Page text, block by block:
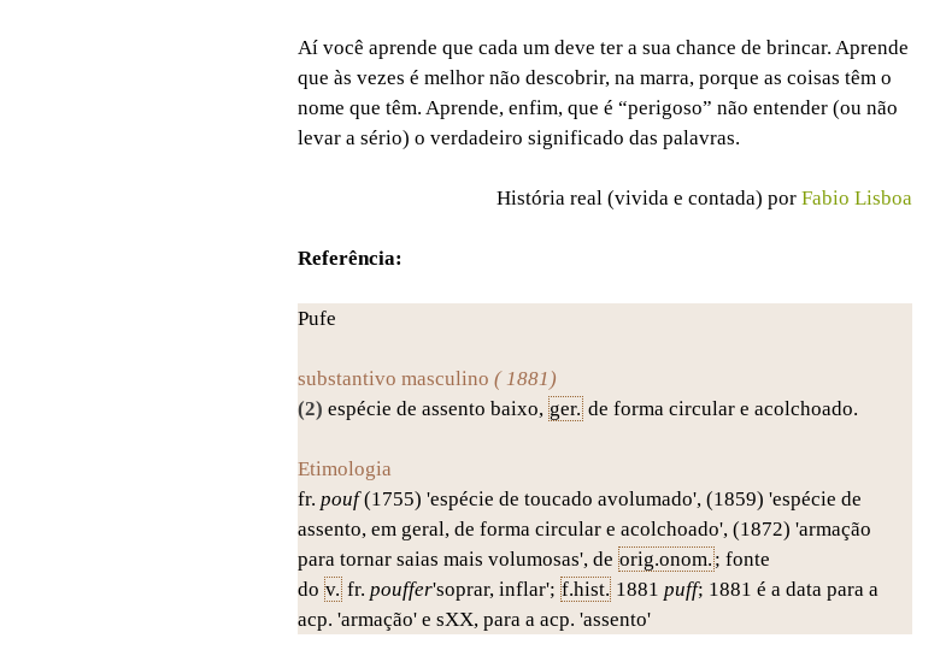
Aí você aprende que cada um deve ter a sua chance de brincar. Aprende
que às vezes é melhor não descobrir, na marra, porque as coisas têm o
nome que têm. Aprende, enfim, que é “perigoso” não entender (ou não
levar a sério) o verdadeiro significado das palavras.
História real (vivida e contada) por Fabio Lisboa
Referência:
Pufe
substantivo masculino ( 1881)
(2) espécie de assento baixo, ger.de forma circular e acolchoado.
Etimologia
fr. pouf(1755) 'espécie de toucado avolumado', (1859) 'espécie de
assento, em geral, de forma circular e acolchoado', (1872) 'armação
para tornar saias mais volumosas', de orig.onom.; fonte
do v.fr. pouffer'soprar, inflar'; f.hist. 1881puff; 1881 é a data para a
acp. 'armação' e sXX, para a acp. 'assento'